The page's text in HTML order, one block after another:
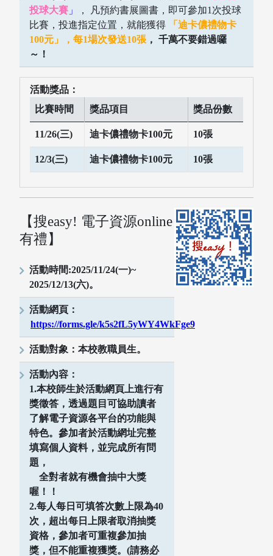
投球大賽 」
， 凡預約書展圖書，即可參加1次投球
比賽，投進指定位置，就能獲得
「迪卡儂禮物卡
100元」，每1場次發送10張 ， 千萬不要錯過囉
～！
活動獎品：
比賽時間
獎品項目 獎品份數
11/26(三) 迪卡儂禮物卡100元 10張
12/3(三) 迪卡儂禮物卡100元 10張
【搜easy! 電子資源online
有禮】
活動時間:2025/11/24(一)~
2025/12/13(六)。
活動網頁：
https://forms.gle/k5s2fL5yWY4WkFge9
活動對象：本校教職員生。
活動內容：
1.本校師生於活動網頁上進行有
獎徵答，透過題目可協助讀者
了解電子資源各平台的功能與
特色。參加者於活動網址完整
填寫個人資料，並完成所有問
題，
全對者就有機會抽中大獎
喔！！
2.每人每日可填答次數上限為40
次，超出每日上限者取消抽獎
資格，參加者可重複參加抽
獎，但不能重複獲獎。(請務必